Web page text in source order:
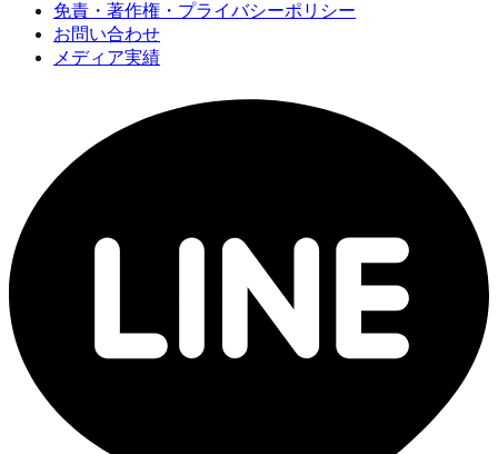
免責・著作権・プライバシーポリシー
お問い合わせ
メディア実績